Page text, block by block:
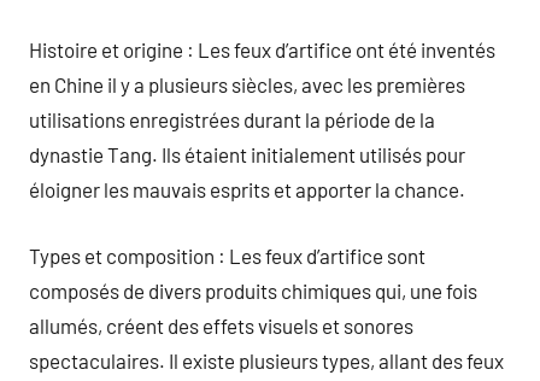
Histoire et origine : Les feux d’artifice ont été inventés
en Chine il y a plusieurs siècles, avec les premières
utilisations enregistrées durant la période de la
dynastie Tang. Ils étaient initialement utilisés pour
éloigner les mauvais esprits et apporter la chance.
Types et composition : Les feux d’artifice sont
composés de divers produits chimiques qui, une fois
allumés, créent des effets visuels et sonores
spectaculaires. Il existe plusieurs types, allant des feux